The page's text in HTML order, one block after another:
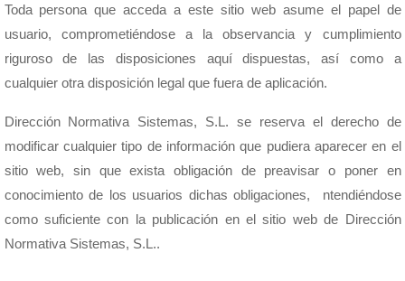
Toda persona que acceda a este sitio web asume el papel de
usuario, comprometiéndose a la observancia y cumplimiento
riguroso de las disposiciones aquí dispuestas, así como a
cualquier otra disposición legal que fuera de aplicación.
Dirección Normativa Sistemas, S.L. se reserva el derecho de
modificar cualquier tipo de información que pudiera aparecer en el
sitio web, sin que exista obligación de preavisar o poner en
conocimiento de los usuarios dichas obligaciones, ntendiéndose
como suficiente con la publicación en el sitio web de Dirección
Normativa Sistemas, S.L..